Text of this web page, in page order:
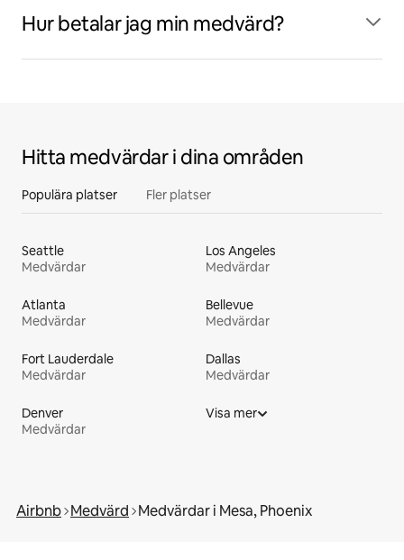
Hur betalar jag min medvärd?
Hitta medvärdar i dina områden
Populära platser Fler platser
Seattle
Medvärdar
Los Angeles
Medvärdar
Atlanta
Medvärdar
Bellevue
Medvärdar
Fort Lauderdale
Medvärdar
Dallas
Medvärdar
Denver
Medvärdar
Visa mer
Airbnb Medvärd Medvärdar i Mesa, Phoenix